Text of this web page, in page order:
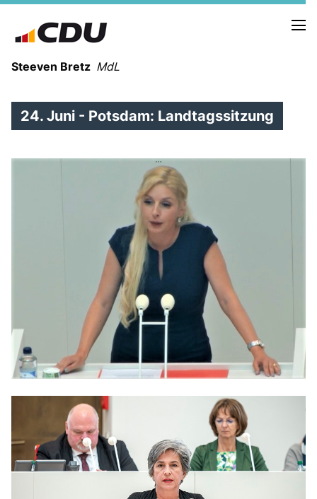
Steeven Bretz MdL
VITA
WAHLKREISBESUCHE
PRESSEFOTOS
MEIN BÜRGERBÜRO
MEIN WAHLKREIS
ZIELE
Redebeiträge
Anträge CDU
Kleine Anfragen
CDU Fraktion im Brandenburger Landtag
CDU Brandenburg
CDU Potsdam
24. Juni - Potsdam: Landtagssitzung